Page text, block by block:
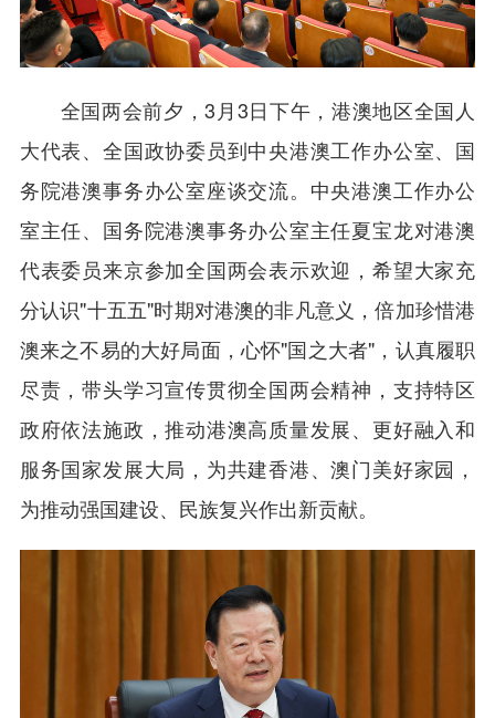
全国两会前夕，3月3日下午，港澳地区全国人
大代表、全国政协委员到中央港澳工作办公室、国
务院港澳事务办公室座谈交流。中央港澳工作办公
室主任、国务院港澳事务办公室主任夏宝龙对港澳
代表委员来京参加全国两会表示欢迎，希望大家充
分认识"十五五"时期对港澳的非凡意义，倍加珍惜港
澳来之不易的大好局面，心怀"国之大者"，认真履职
尽责，带头学习宣传贯彻全国两会精神，支持特区
政府依法施政，推动港澳高质量发展、更好融入和
服务国家发展大局，为共建香港、澳门美好家园，
为推动强国建设、民族复兴作出新贡献。